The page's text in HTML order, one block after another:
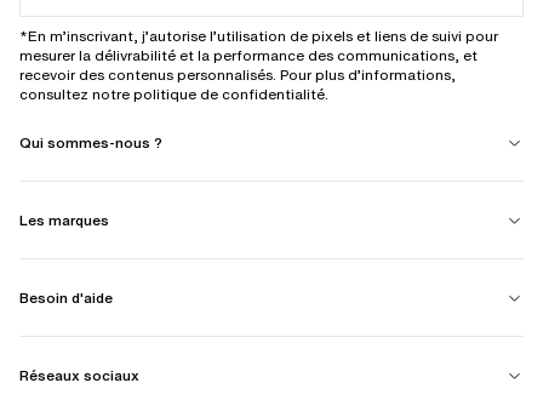
*En m’inscrivant, j’autorise l’utilisation de pixels et liens de suivi pour
mesurer la délivrabilité et la performance des communications, et
recevoir des contenus personnalisés. Pour plus d’informations,
consultez notre politique de confidentialité.
Qui sommes-nous ?
Les marques
Besoin d'aide
Réseaux sociaux